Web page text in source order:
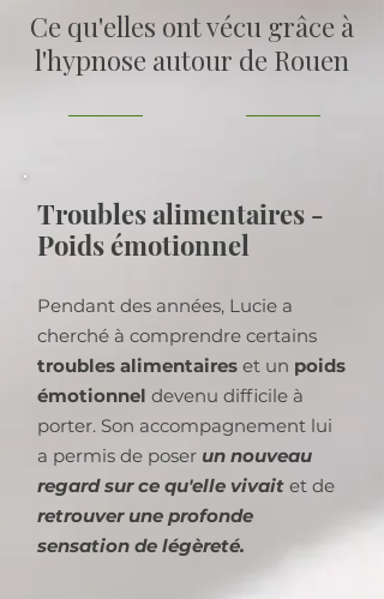
Ce qu'elles ont vécu grâce à
l'hypnose autour de Rouen
Troubles alimentaires -
Poids émotionnel
Pendant des années, Lucie a
cherché à comprendre certains
troubles alimentaires et un poids
émotionnel devenu difficile à
porter. Son accompagnement lui
a permis de poser un nouveau
regard sur ce qu'elle vivait et de
retrouver une profonde
sensation de légèreté.